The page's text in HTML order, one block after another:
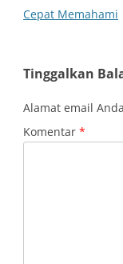
Tulisan
Cepat Memahami
Tinggalkan
Alamat email
Komentar *